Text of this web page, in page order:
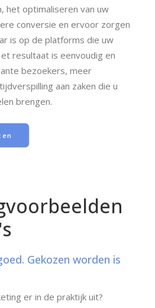
het optimaliseren van uw
conversie en ervoor zorgen
is op de platforms die uw
resultaat is eenvoudig en
bezoekers, meer
aan zaken die u
brengen.
Gekozen worden is
er in de praktijk uit?